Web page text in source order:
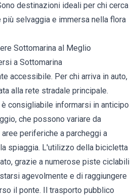
destinazioni ideali per chi cerca
più selvaggia e immersa nella flora
Sottomarina al Meglio
a Sottomarina
accessibile. Per chi arriva in auto,
alla rete stradale principale.
è consigliabile informarsi in anticipo
che possono variare da
periferiche a parcheggi a
spiaggia. L'utilizzo della bicicletta
grazie a numerose piste ciclabili
agevolmente e di raggiungere
il ponte. Il trasporto pubblico